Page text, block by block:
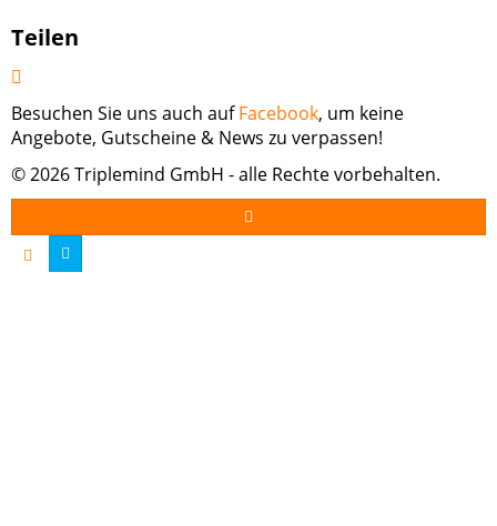
Teilen
Besuchen Sie uns auch aufFacebook, um keine
Angebote, Gutscheine & News zu verpassen!
© 2026 Triplemind GmbH - alle Rechte vorbehalten.